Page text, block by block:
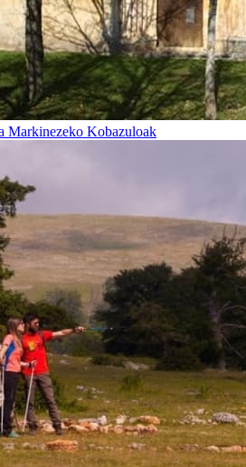
Markinezeko Kobazuloak